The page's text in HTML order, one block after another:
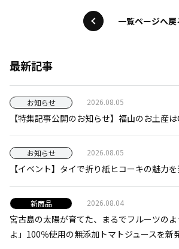
一覧ページへ戻
最新記事
お知らせ 2026.08.05
【特集記事公開のお知らせ】福山のお土産は
お知らせ 2026.08.05
【イベント】タイで折り紙ヒコーキの魅力を
新商品 2026.08.04
宮古島の太陽が育てた、まるでフルーツの
よ」100％使用の無添加トマトジュースを新